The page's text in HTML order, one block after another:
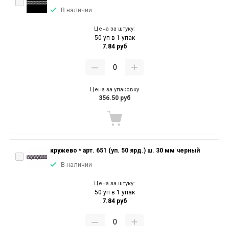
В наличии
Цена за штуку:
50 уп в 1 упак
7.84 руб
Цена за упаковку
356.50 руб
кружево * арт. 651 (уп. 50 ярд.) ш. 30 мм черный
В наличии
Цена за штуку:
50 уп в 1 упак
7.84 руб